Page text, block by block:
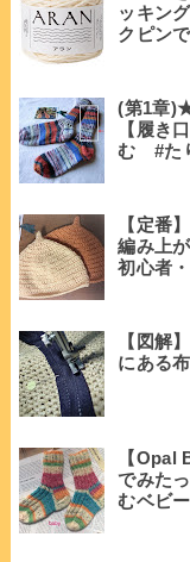
ッキン
クピン
(第1章
【履き
む #た
【定番
編み上
初心者
【図解
にある
【Opal
でみた
むベビ